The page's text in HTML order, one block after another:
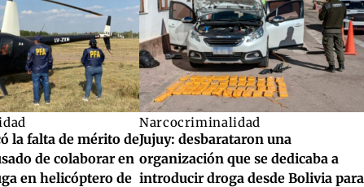
la falta de mérito de
de colaborar en
en helicóptero de
Narcocriminalidad
Jujuy: desbarataron una
organización que se dedicaba a
introducir droga desde Bolivia para